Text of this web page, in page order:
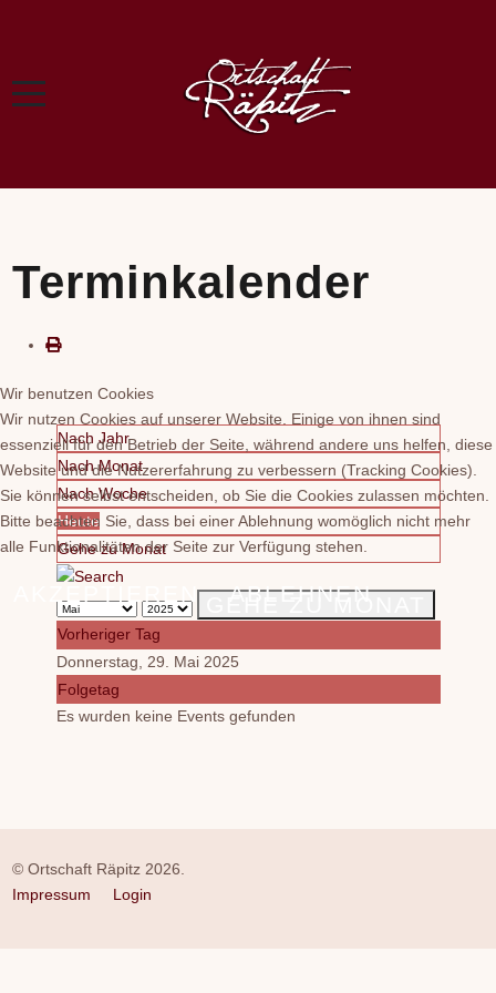
Terminkalender
Nach Jahr
Nach Monat
Nach Woche
Heute
Gehe zu Monat
Vorheriger Tag
Donnerstag, 29. Mai 2025
Folgetag
Es wurden keine Events gefunden
© Ortschaft Räpitz 2026.
Impressum
Login
Wir benutzen Cookies
Wir nutzen Cookies auf unserer Website. Einige von ihnen sind
essenziell für den Betrieb der Seite, während andere uns helfen, diese
Website und die Nutzererfahrung zu verbessern (Tracking Cookies).
Sie können selbst entscheiden, ob Sie die Cookies zulassen möchten.
Bitte beachten Sie, dass bei einer Ablehnung womöglich nicht mehr
alle Funktionalitäten der Seite zur Verfügung stehen.
AKZEPTIEREN ABLEHNEN